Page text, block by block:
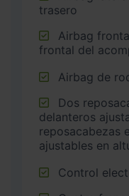
trasero
frontal del
Airbag de
delanteros
reposacabezas
ajustables en
Control